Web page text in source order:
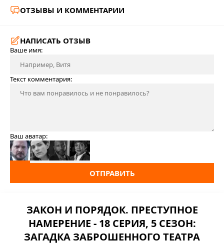
ОТЗЫВЫ И КОММЕНТАРИИ
НАПИСАТЬ ОТЗЫВ
Ваше имя:
Текст комментария:
Ваш аватар:
ОТПРАВИТЬ
ЗАКОН И ПОРЯДОК. ПРЕСТУПНОЕ
НАМЕРЕНИЕ - 18 СЕРИЯ, 5 СЕЗОН:
ЗАГАДКА ЗАБРОШЕННОГО ТЕАТРА